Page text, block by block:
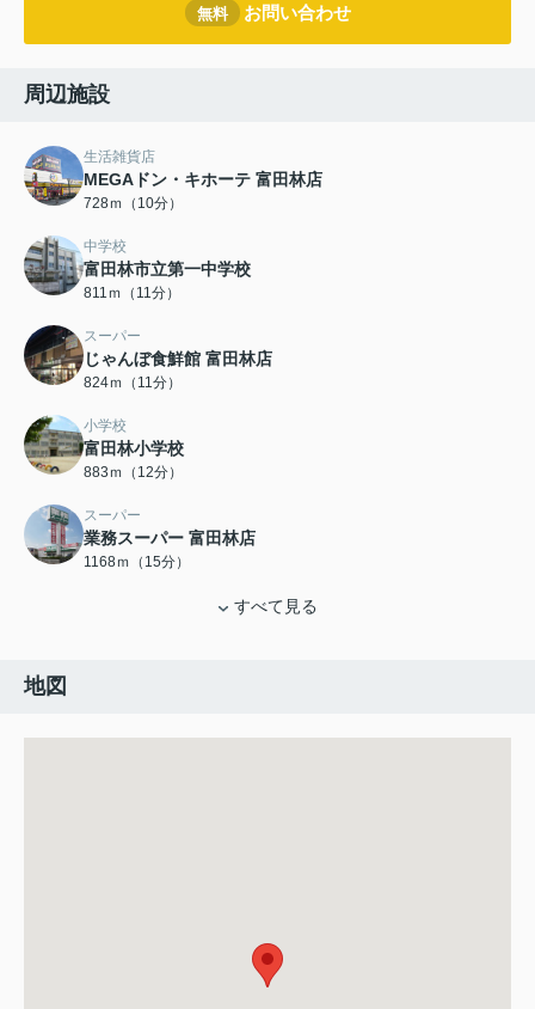
無料 お問い合わせ
周辺施設
生活雑貨店
MEGAドン・キホーテ 富田林店
728ｍ（10分）
中学校
富田林市立第一中学校
811ｍ（11分）
スーパー
じゃんぼ食鮮館 富田林店
824ｍ（11分）
小学校
富田林小学校
883ｍ（12分）
スーパー
業務スーパー 富田林店
1168ｍ（15分）
すべて見る
地図